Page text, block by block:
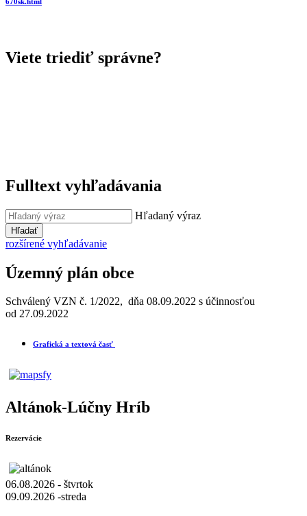
Viete triediť správne?
Fulltext vyhľadávania
Hľadaný výraz
Hľadať
rozšírené vyhľadávanie
Územný plán obce
Schválený VZN č. 1/2022, dňa 08.09.2022 s účinnosťou
od 27.09.2022
Grafická a textová časť
Altánok-Lúčny Hríb
Rezervácie
06.08.2026 - štvrtok
09.09.2026 -streda